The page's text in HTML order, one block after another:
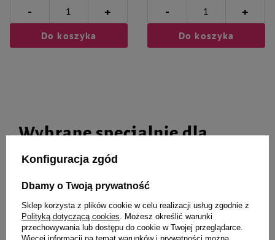
- +
Do koszyka
- +
Do koszyka
Wybrane specjalnie dla
Ciebie i Twojego czworonoga
Trixie Super Strong Piłka
skacząca ze sznurkiem zabawka
dla psa, jasnoniebieska 5,1 cm /
Zolux Zabawka dla psa do
aportowania na przysmaki piłka
6 cm
Konfiguracja zgód
Dbamy o Twoją prywatność
Sklep korzysta z plików cookie w celu realizacji usług zgodnie z
Polityką dotyczącą cookies . Możesz określić warunki
przechowywania lub dostępu do cookie w Twojej przeglądarce.